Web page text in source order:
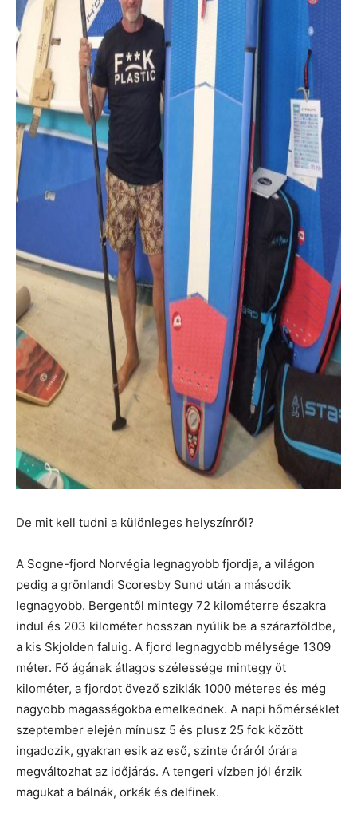
De mit kell tudni a különleges helyszínről?
A Sogne-fjord Norvégia legnagyobb fjordja, a világon
pedig a grönlandi Scoresby Sund után a második
legnagyobb. Bergentől mintegy 72 kilométerre északra
indul és 203 kilométer hosszan nyúlik be a szárazföldbe,
a kis Skjolden faluig. A fjord legnagyobb mélysége 1309
méter. Fő ágának átlagos szélessége mintegy öt
kilométer, a fjordot övező sziklák 1000 méteres és még
nagyobb magasságokba emelkednek. A napi hőmérséklet
szeptember elején mínusz 5 és plusz 25 fok között
ingadozik, gyakran esik az eső, szinte óráról órára
megváltozhat az időjárás. A tengeri vízben jól érzik
magukat a bálnák, orkák és delfinek.